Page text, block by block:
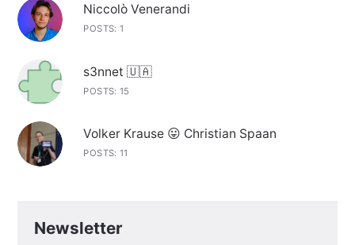
Niccolò Venerandi
POSTS: 1
s3nnet 🇺🇦
POSTS: 15
Volker Krause 😛 Christian Spaan
POSTS: 11
Newsletter